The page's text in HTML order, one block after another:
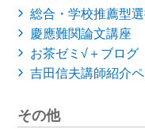
総合・学校推薦型
慶應難関論文講座
お茶ゼミ√＋ブログ
吉田信夫講師紹介
その他